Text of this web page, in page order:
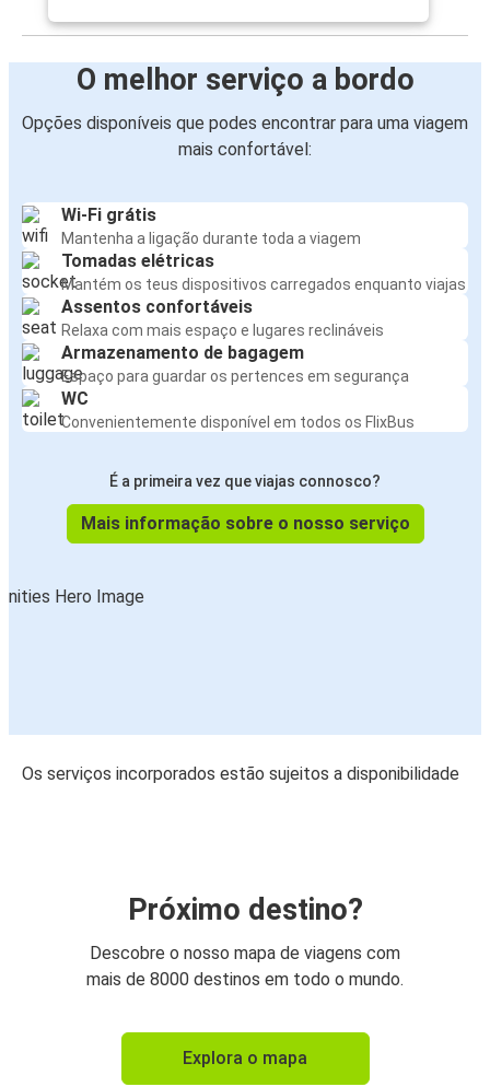
O melhor serviço a bordo
Opções disponíveis que podes encontrar para uma viagem
mais confortável:
Wi-Fi grátis
Mantenha a ligação durante toda a viagem
Tomadas elétricas
Mantém os teus dispositivos carregados enquanto viajas
Assentos confortáveis
Relaxa com mais espaço e lugares reclináveis
Armazenamento de bagagem
Espaço para guardar os pertences em segurança
WC
Convenientemente disponível em todos os FlixBus
É a primeira vez que viajas connosco?
Mais informação sobre o nosso serviço
Os serviços incorporados estão sujeitos a disponibilidade
Próximo destino?
Descobre o nosso mapa de viagens com
mais de 8000 destinos em todo o mundo.
Explora o mapa